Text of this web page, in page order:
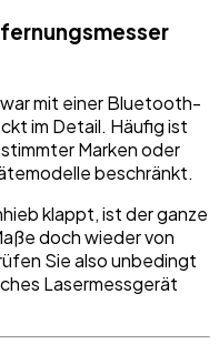
mit einer Bluetooth-
im Detail. Häufig ist
Marken oder
beschränkt.
klappt, ist der ganze
doch wieder von
Sie also unbedingt
Lasermessgerät